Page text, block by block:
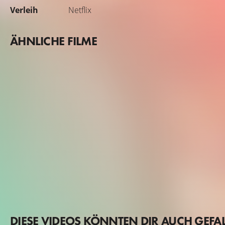
Verleih Netflix
ÄHNLICHE FILME
DIESE VIDEOS KÖNNTEN DIR AUCH